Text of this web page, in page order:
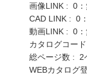
画像LINK : 0：
CAD LINK : 0
動画LINK : 0：
カタログコー
総ページ数 : 2
WEBカタログ